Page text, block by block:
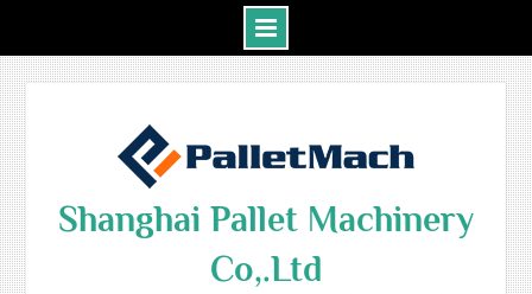
Shanghai Pallet Machinery
Co,.Ltd